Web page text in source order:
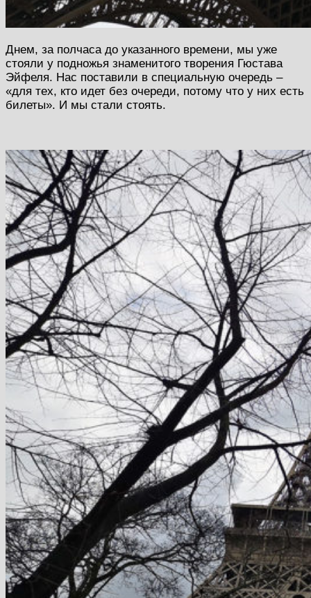
Днем, за полчаса до указанного времени, мы уже
стояли у подножья знаменитого творения Гюстава
Эйфеля. Нас поставили в специальную очередь –
«для тех, кто идет без очереди, потому что у них есть
билеты». И мы стали стоять.